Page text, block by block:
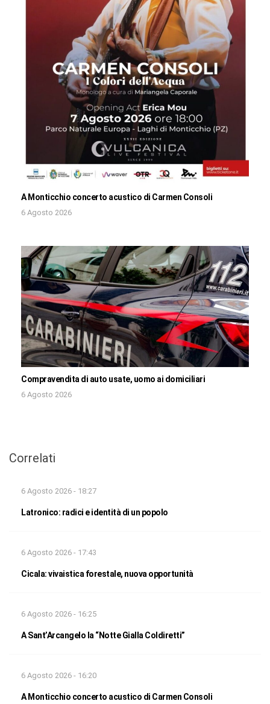
A Monticchio concerto acustico di Carmen Consoli
6 Agosto 2026
Compravendita di auto usate, uomo ai domiciliari
6 Agosto 2026
Correlati
6 Agosto 2026 - 18:27
Latronico: radici e identità di un popolo
6 Agosto 2026 - 17:43
Cicala: vivaistica forestale, nuova opportunità
6 Agosto 2026 - 16:25
A Sant’Arcangelo la “Notte Gialla Coldiretti”
6 Agosto 2026 - 16:20
A Monticchio concerto acustico di Carmen Consoli